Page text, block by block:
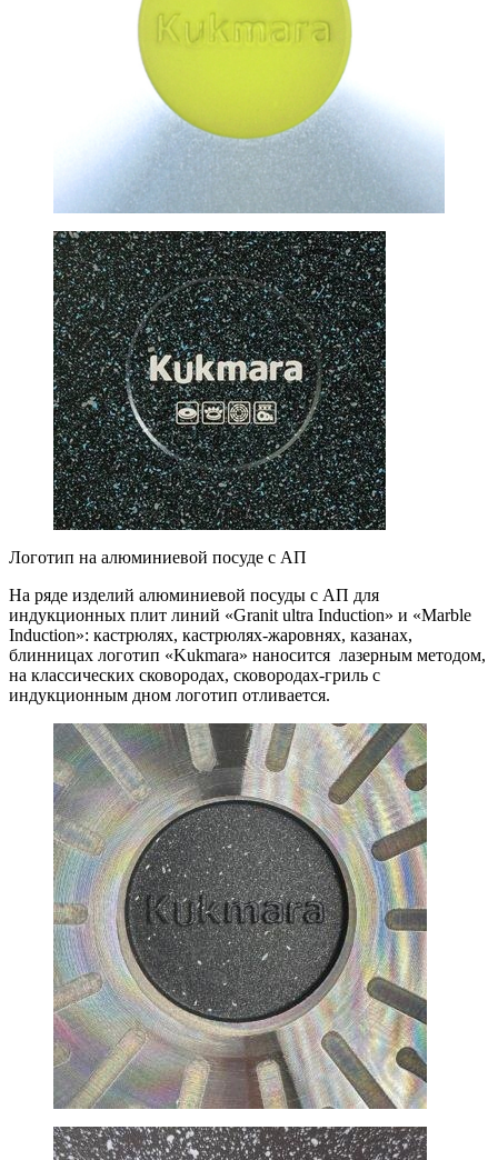
Логотип на алюминиевой посуде с АП
На ряде изделий алюминиевой посуды с АП для
индукционных плит линий «Granit ultra Induction» и «Marble
Induction»: кастрюлях, кастрюлях-жаровнях, казанах,
блинницах логотип «Kukmara» наносится лазерным методом,
на классических сковородах, сковородах-гриль с
индукционным дном логотип отливается.